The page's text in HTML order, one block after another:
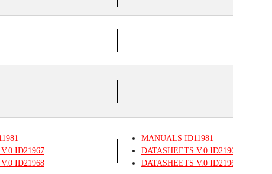
V.0 ID21967
V.0 ID21968
MANUALS ID11981
DATASHEETS V.0 ID21967
DATASHEETS V.0 ID21968